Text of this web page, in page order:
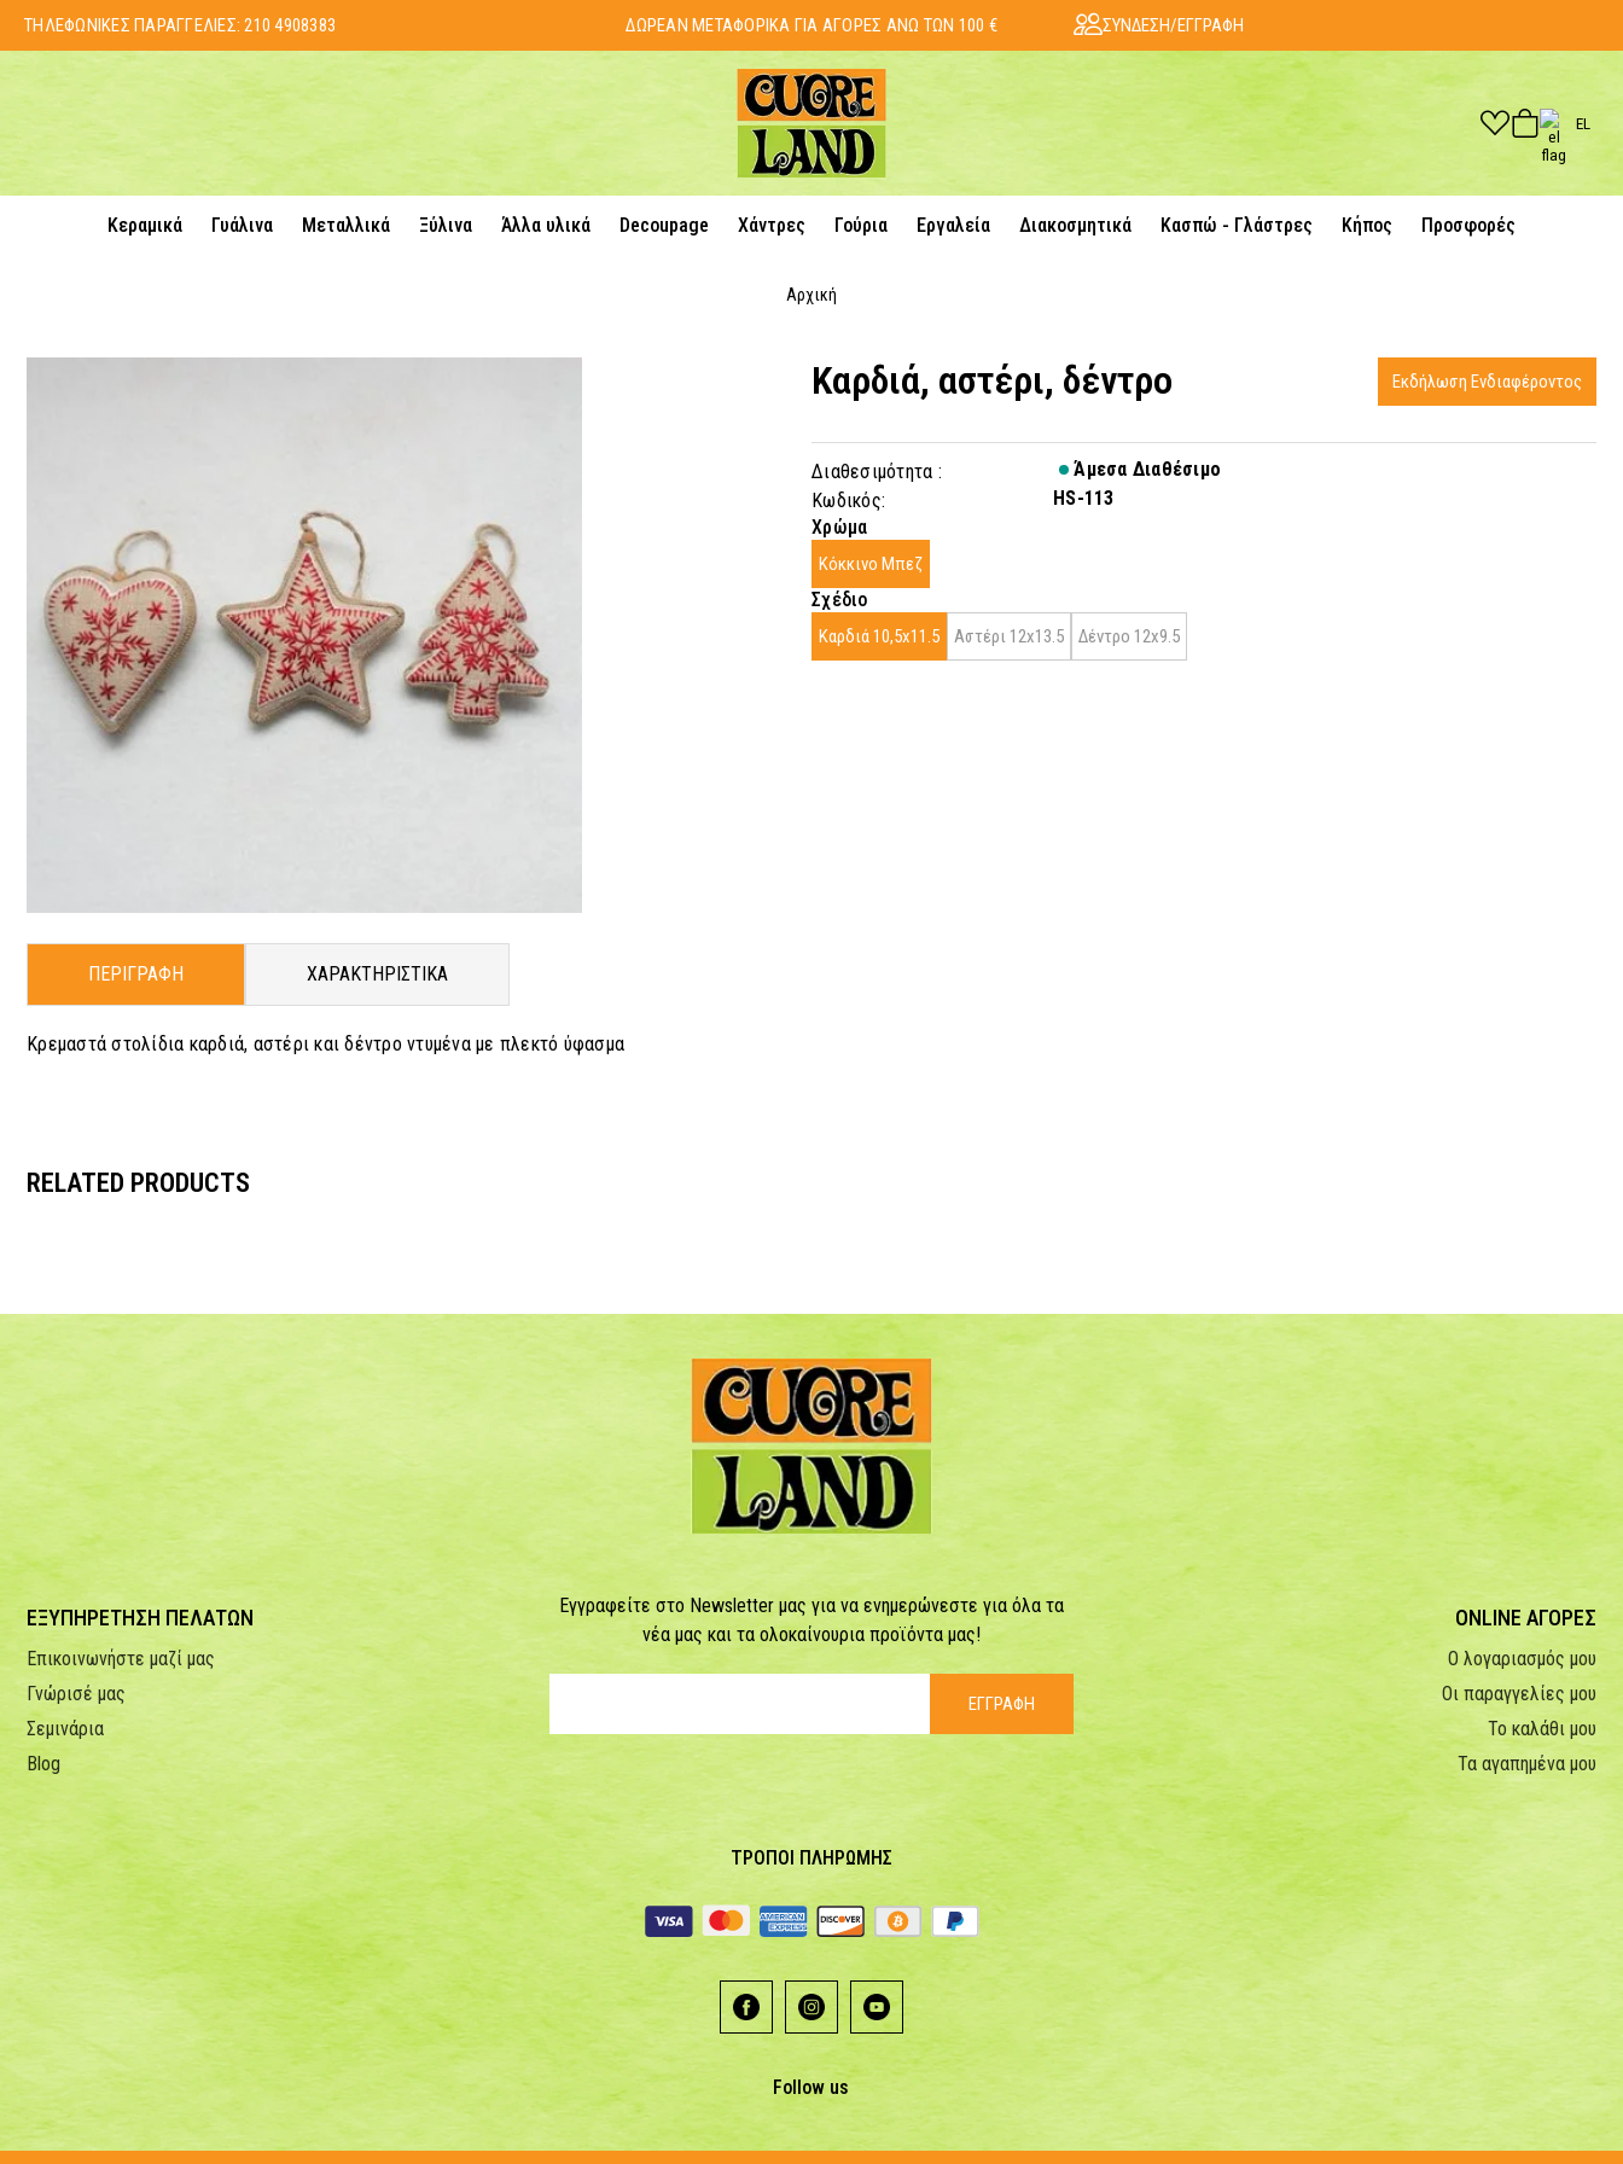
ΤΗΛΕΦΩΝΙΚΕΣ ΠΑΡΑΓΓΕΛΙΕΣ:210 4908383 ΔΩΡΕΑΝ ΜΕΤΑΦΟΡΙΚΑ ΓΙΑ ΑΓΟΡΕΣ ΑΝΩ ΤΩΝ 100 € ΣΥΝΔΕΣΗ/ΕΓΓΡΑΦΗ
EL
Κεραμικά Γυάλινα Μεταλλικά Ξύλινα Άλλα υλικά Decoupage Χάντρες Γούρια Εργαλεία Διακοσμητικά Κασπώ - Γλάστρες Κήπος Προσφορές
Αρχική
Καρδιά, αστέρι, δέντρο
Διαθεσιμότητα :
Άμεσα Διαθέσιμο
Κωδικός:
HS-113
Χρώμα
Κόκκινο Μπεζ
Σχέδιο
Καρδιά 10,5x11.5 Αστέρι 12x13.5 Δέντρο 12x9.5
ΠΕΡΙΓΡΑΦΗ ΧΑΡΑΚΤΗΡΙΣΤΙΚΑ
Κρεμαστά στολίδια καρδιά, αστέρι και δέντρο ντυμένα με πλεκτό ύφασμα
Εκδήλωση Ενδιαφέροντος
RELATED PRODUCTS
ΕΞΥΠΗΡΕΤΗΣΗ ΠΕΛΑΤΩΝ
Επικοινωνήστε μαζί μας
Γνώρισέ μας
Σεμινάρια
Blog
Εγγραφείτε στο Newsletter μας για να ενημερώνεστε για όλα τα
νέα μας και τα ολοκαίνουρια προϊόντα μας!
ΕΓΓΡΑΦΗ
ONLINE ΑΓΟΡΕΣ
Ο λογαριασμός μου
Οι παραγγελίες μου
Το καλάθι μου
Τα αγαπημένα μου
ΤΡΟΠΟΙ ΠΛΗΡΩΜΗΣ
Follow us